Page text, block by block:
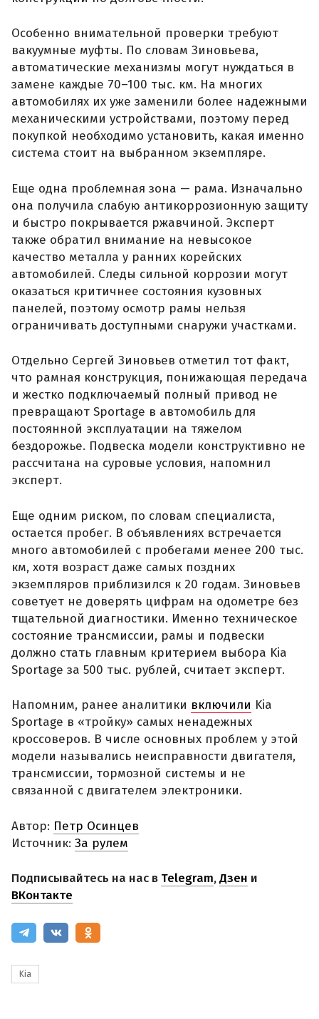
Особенно внимательной проверки требуют
вакуумные муфты. По словам Зиновьева,
автоматические механизмы могут нуждаться в
замене каждые 70–100 тыс. км. На многих
автомобилях их уже заменили более надежными
механическими устройствами, поэтому перед
покупкой необходимо установить, какая именно
система стоит на выбранном экземпляре.
Еще одна проблемная зона — рама. Изначально
она получила слабую антикоррозионную защиту
и быстро покрывается ржавчиной. Эксперт
также обратил внимание на невысокое
качество металла у ранних корейских
автомобилей. Следы сильной коррозии могут
оказаться критичнее состояния кузовных
панелей, поэтому осмотр рамы нельзя
ограничивать доступными снаружи участками.
Отдельно Сергей Зиновьев отметил тот факт,
что рамная конструкция, понижающая передача
и жестко подключаемый полный привод не
превращают Sportage в автомобиль для
постоянной эксплуатации на тяжелом
бездорожье. Подвеска модели конструктивно не
рассчитана на суровые условия, напомнил
эксперт.
Еще одним риском, по словам специалиста,
остается пробег. В объявлениях встречается
много автомобилей с пробегами менее 200 тыс.
км, хотя возраст даже самых поздних
экземпляров приблизился к 20 годам. Зиновьев
советует не доверять цифрам на одометре без
тщательной диагностики. Именно техническое
состояние трансмиссии, рамы и подвески
должно стать главным критерием выбора Kia
Sportage за 500 тыс. рублей, считает эксперт.
Напомним, ранее аналитики включили Kia
Sportage в «тройку» самых ненадежных
кроссоверов. В числе основных проблем у этой
модели назывались неисправности двигателя,
трансмиссии, тормозной системы и не
связанной с двигателем электроники.
Автор: Петр Осинцев
Источник: За рулем
Подписывайтесь на нас в Telegram,Дзен и
ВКонтакте
Kia